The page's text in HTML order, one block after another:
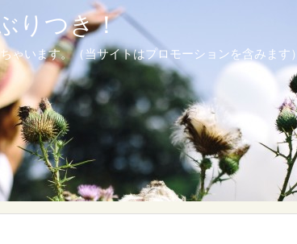
りつき！
ゃいます。（当サイトはプロモーションを含みます）